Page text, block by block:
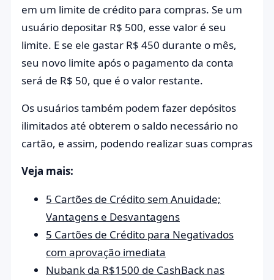
em um limite de crédito para compras. Se um
usuário depositar R$ 500, esse valor é seu
limite. E se ele gastar R$ 450 durante o mês,
seu novo limite após o pagamento da conta
será de R$ 50, que é o valor restante.
Os usuários também podem fazer depósitos
ilimitados até obterem o saldo necessário no
cartão, e assim, podendo realizar suas compras
Veja mais:
5 Cartões de Crédito sem Anuidade;
Vantagens e Desvantagens
5 Cartões de Crédito para Negativados
com aprovação imediata
Nubank da R$1500 de CashBack nas